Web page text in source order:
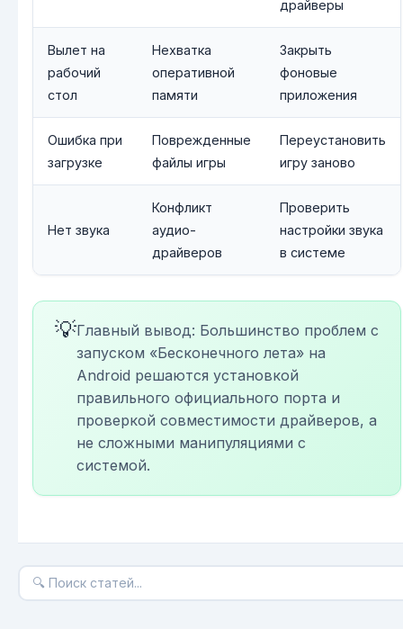
драйверы
Вылет на
рабочий
стол
Нехватка
оперативной
памяти
Закрыть
фоновые
приложения
Ошибка при
загрузке
Поврежденные
файлы игры
Переустановить
игру заново
Нет звука
Конфликт
аудио-
драйверов
Проверить
настройки звука
в системе
💡Главный вывод: Большинство проблем с
запуском «Бесконечного лета» на
Android решаются установкой
правильного официального порта и
проверкой совместимости драйверов, а
не сложными манипуляциями с
системой.